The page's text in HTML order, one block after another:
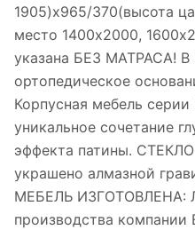
1905)х965/370(высота
место 1400х2000,
указана БЕЗ МАТРАСА! В
ортопедическое
Корпусная мебель
уникальное сочетание
эффекта патины.
украшено алмазной
МЕБЕЛЬ
производства компании